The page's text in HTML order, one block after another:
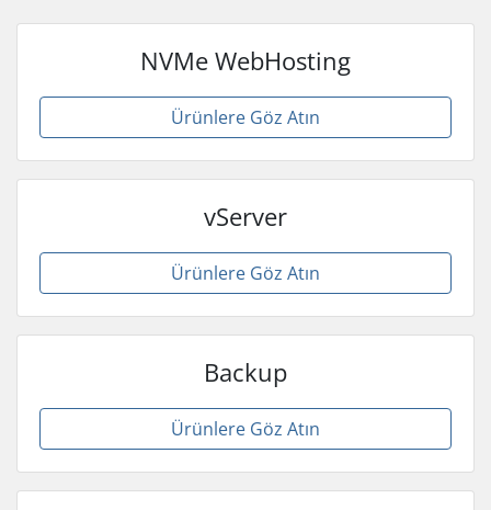
NVMe WebHosting
Ürünlere Göz Atın
vServer
Ürünlere Göz Atın
Backup
Ürünlere Göz Atın